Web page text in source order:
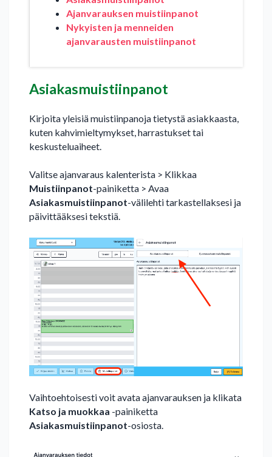
Ajanvarauksen muistiinpanot
Nykyisten ja menneiden
ajanvarausten muistiinpanot
Asiakasmuistiinpanot
Kirjoita yleisiä muistiinpanoja tietystä asiakkaasta,
kuten kahvimieltymykset, harrastukset tai
keskusteluaiheet.
Valitse ajanvaraus kalenterista > Klikkaa
Muistiinpanot-painiketta > Avaa
Asiakasmuistiinpanot-välilehti tarkastellaksesi ja
päivittääksesi tekstiä.
Vaihtoehtoisesti voit avata ajanvarauksen ja klikata
Katso ja muokkaa -painiketta
Asiakasmuistiinpanot-osiosta.